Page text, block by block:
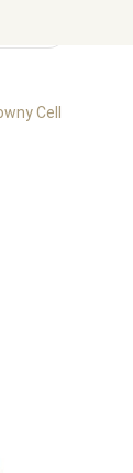
Cell